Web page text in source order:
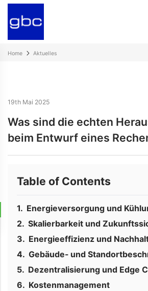
Home Aktuelles
19th Mai 2025
Was sind die echten
beim Entwurf eines
Table of Contents
Energieversorgung und
Skalierbarkeit und
Energieeffizienz und
Gebäude- und
Dezentralisierung und Edge
Kostenmanagement